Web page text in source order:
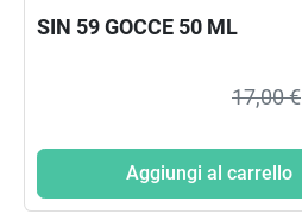
SIN 59 GOCCE 50 ML
17,00 €
Aggiungi al carrello